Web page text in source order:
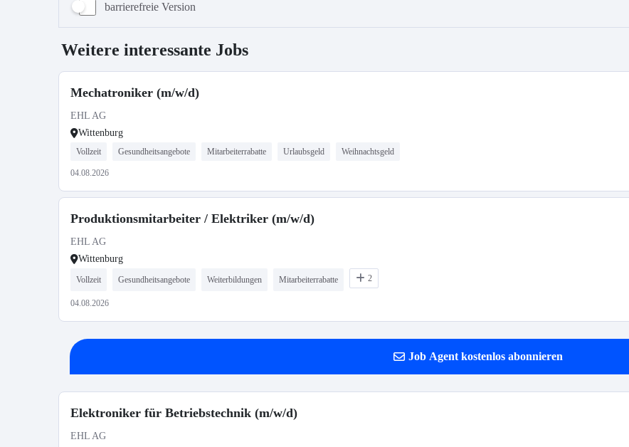
barrierefreie Version
Weitere interessante Jobs
Mechatroniker (m/w/d)
EHL AG
Wittenburg
Vollzeit Gesundheitsangebote Mitarbeiterrabatte Urlaubsgeld Weihnachtsgeld
04.08.2026
Produktionsmitarbeiter / Elektriker (m/w/d)
EHL AG
Wittenburg
Vollzeit Gesundheitsangebote Weiterbildungen Mitarbeiterrabatte 2
04.08.2026
Job Agent kostenlos abonnieren
Elektroniker für Betriebstechnik (m/w/d)
EHL AG